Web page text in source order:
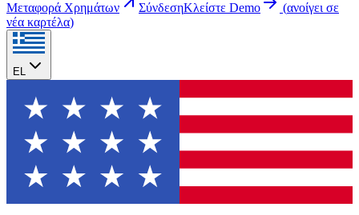
Μεταφορά Χρημάτων
ΣύνδεσηΚλείστε Demo (ανοίγει σε
νέα καρτέλα)
EL